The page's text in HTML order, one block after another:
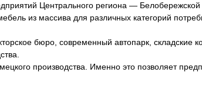
Центрального региона —
из массива для различных категорий
бюро, современный автопарк, складские
производства. Именно это позволяет